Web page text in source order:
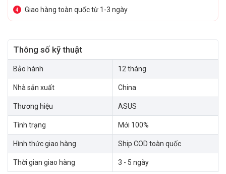
4 Giao hàng toàn quốc từ 1-3 ngày
Thông số kỹ thuật
Bảo hành 12 tháng
Nhà sản xuất China
Thương hiệu ASUS
Tình trạng Mới 100%
Hình thức giao hàng Ship COD toàn quốc
Thời gian giao hàng 3 - 5 ngày